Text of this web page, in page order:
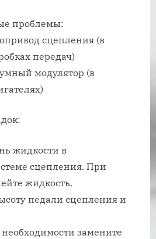
проблемы:
сцепления (в
передач)
модулятор (в
жидкости в
сцепления. При
жидкость.
педали сцепления и
замените